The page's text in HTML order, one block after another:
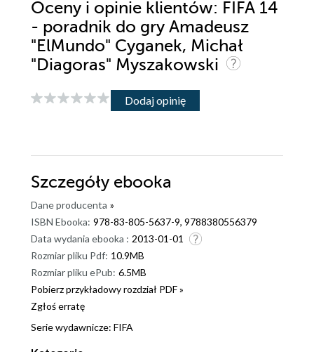
Oceny i opinie klientów: FIFA 14
- poradnik do gry Amadeusz
"ElMundo" Cyganek, Michał
"Diagoras" Myszakowski
Dodaj opinię
Szczegóły ebooka
Dane producenta »
ISBN Ebooka: 978-83-805-5637-9, 9788380556379
Data wydania ebooka : 2013-01-01
Rozmiar pliku Pdf: 10.9MB
Rozmiar pliku ePub: 6.5MB
Pobierz przykładowy rozdział PDF »
Zgłoś erratę
Serie wydawnicze: FIFA